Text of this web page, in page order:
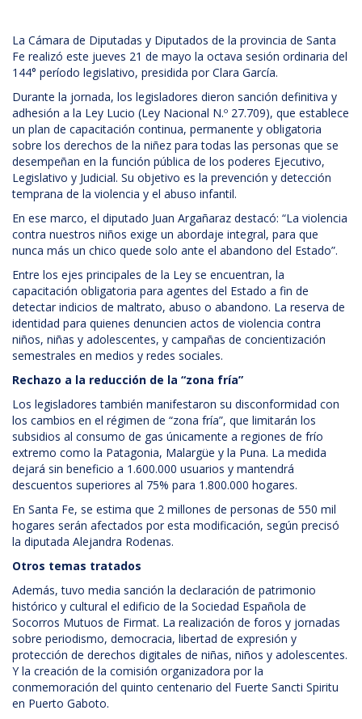
La Cámara de Diputadas y Diputados de la provincia de Santa
Fe realizó este jueves 21 de mayo la octava sesión ordinaria del
144° período legislativo, presidida por Clara García.
Durante la jornada, los legisladores dieron sanción definitiva y
adhesión a la Ley Lucio (Ley Nacional N.º 27.709), que establece
un plan de capacitación continua, permanente y obligatoria
sobre los derechos de la niñez para todas las personas que se
desempeñan en la función pública de los poderes Ejecutivo,
Legislativo y Judicial. Su objetivo es la prevención y detección
temprana de la violencia y el abuso infantil.
En ese marco, el diputado Juan Argañaraz destacó: “La violencia
contra nuestros niños exige un abordaje integral, para que
nunca más un chico quede solo ante el abandono del Estado”.
Entre los ejes principales de la Ley se encuentran, la
capacitación obligatoria para agentes del Estado a fin de
detectar indicios de maltrato, abuso o abandono. La reserva de
identidad para quienes denuncien actos de violencia contra
niños, niñas y adolescentes, y campañas de concientización
semestrales en medios y redes sociales.
Rechazo a la reducción de la “zona fría”
Los legisladores también manifestaron su disconformidad con
los cambios en el régimen de “zona fría”, que limitarán los
subsidios al consumo de gas únicamente a regiones de frío
extremo como la Patagonia, Malargüe y la Puna. La medida
dejará sin beneficio a 1.600.000 usuarios y mantendrá
descuentos superiores al 75% para 1.800.000 hogares.
En Santa Fe, se estima que 2 millones de personas de 550 mil
hogares serán afectados por esta modificación, según precisó
la diputada Alejandra Rodenas.
Otros temas tratados
Además, tuvo media sanción la declaración de patrimonio
histórico y cultural el edificio de la Sociedad Española de
Socorros Mutuos de Firmat. La realización de foros y jornadas
sobre periodismo, democracia, libertad de expresión y
protección de derechos digitales de niñas, niños y adolescentes.
Y la creación de la comisión organizadora por la
conmemoración del quinto centenario del Fuerte Sancti Spiritu
en Puerto Gaboto.